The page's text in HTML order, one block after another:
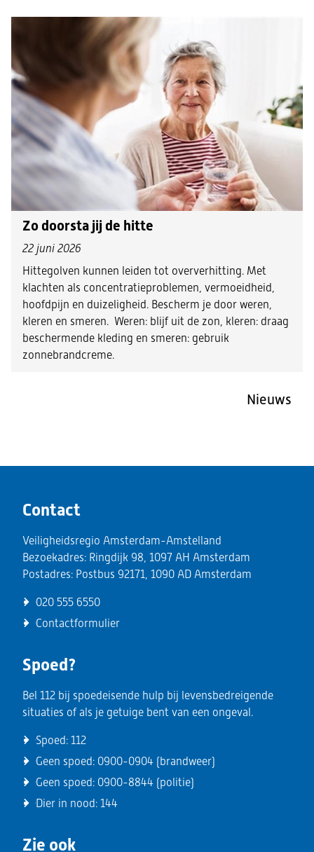
Zo doorsta jij de hitte
22 juni 2026
Hittegolven kunnen leiden tot oververhitting. Met
klachten als concentratieproblemen, vermoeidheid,
hoofdpijn en duizeligheid. Bescherm je door weren,
kleren en smeren. Weren: blijf uit de zon, kleren: draag
beschermende kleding en smeren: gebruik
zonnebrandcreme.
Nieuws
Contact
Veiligheidsregio Amsterdam-Amstelland
Bezoekadres: Ringdijk 98, 1097 AH Amsterdam
Postadres: Postbus 92171, 1090 AD Amsterdam
020 555 6550
Contactformulier
Spoed?
Bel 112 bij spoedeisende hulp bij levensbedreigende
situaties of als je getuige bent van een ongeval.
Spoed:112
Geen spoed: 0900-0904 (brandweer)
Geen spoed: 0900-8844 (politie)
Dier in nood:144
Zie ook